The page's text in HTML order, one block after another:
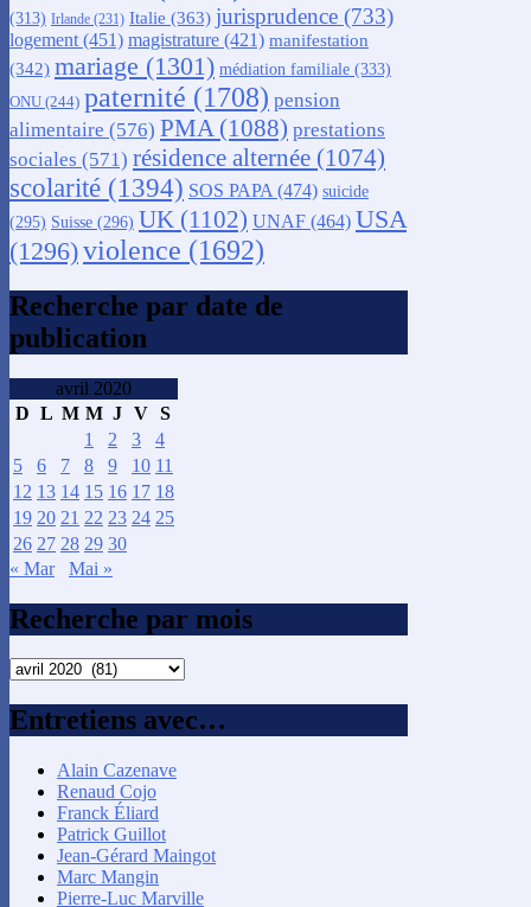
(313) Irlande (231) Italie (363) jurisprudence (733)
logement (451) magistrature (421) manifestation
(342) mariage (1301) médiation familiale (333)
ONU (244) paternité (1708) pension
alimentaire (576) PMA(1088) prestations
sociales (571) résidence alternée (1074)
scolarité (1394) SOS PAPA(474) suicide
(295) Suisse (296) UK (1102) UNAF (464) USA
(1296)violence (1692)
Recherche par date de
publication
avril 2020
D L M M J V S
1
2 3
4
5
6 7 8 9 10 11
12 13 14 15 16 17 18
19 20 21 22 23 24 25
26 27 28 29 30
« Mar
Mai »
Recherche par mois
Recherche
mois
Entretiens avec…
Alain Cazenave
Renaud Cojo
Franck Éliard
Patrick Guillot
Jean-Gérard Maingot
Marc Mangin
Pierre-Luc Marville